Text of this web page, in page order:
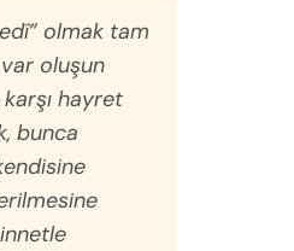
olmak tam
oluşun
hayret
bunca